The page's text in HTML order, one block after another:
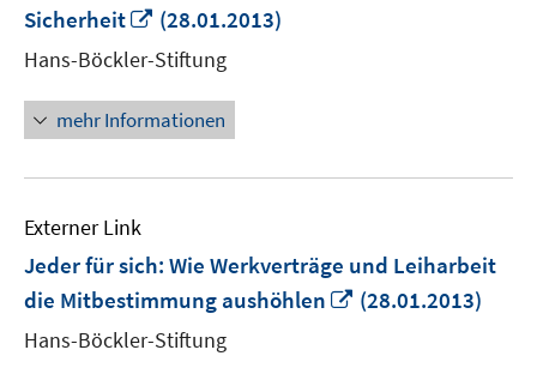
Sicherheit
In
neuem
Fenster
öffnen
(28.01.2013)
Hans-Böckler-Stiftung
mehr Informationen
Externer Link
Jeder für sich: Wie Werkverträge und Leiharbeit
die Mitbestimmung aushöhlen
In
(28.01.2013)
Hans-Böckler-Stiftung